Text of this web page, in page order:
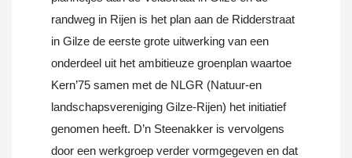
randweg in Rijen is het plan aan de Ridderstraat
in Gilze de eerste grote uitwerking van een
onderdeel uit het ambitieuze groenplan waartoe
Kern’75 samen met de NLGR (Natuur-en
landschapsvereniging Gilze-Rijen) het initiatief
genomen heeft. D’n Steenakker is vervolgens
door een werkgroep verder vormgegeven en dat